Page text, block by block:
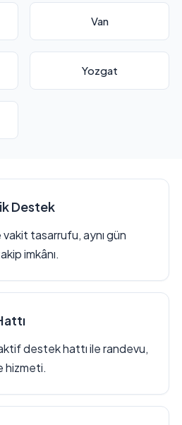
Van
Yozgat
Destek
tasarrufu, aynı gün
imkânı.
destek hattı ile randevu,
hizmeti.